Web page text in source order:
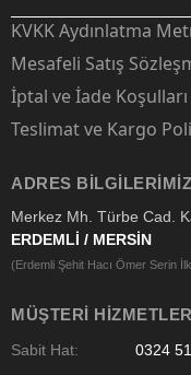
KVKK Aydınlatma
Mesafeli Satış
İptal ve İade Koşulları
Teslimat ve Kargo
ADRES BILGILERIMIZ
Merkez Mh. Türbe Cad.
ERDEMLİ / MERSİN
(Erdemli Şehit Hacı Ömer Serin
MÜŞTERI
Sabit Hat:
0324